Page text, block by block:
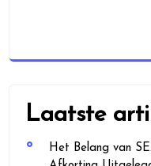
Laatste
Het Belang van